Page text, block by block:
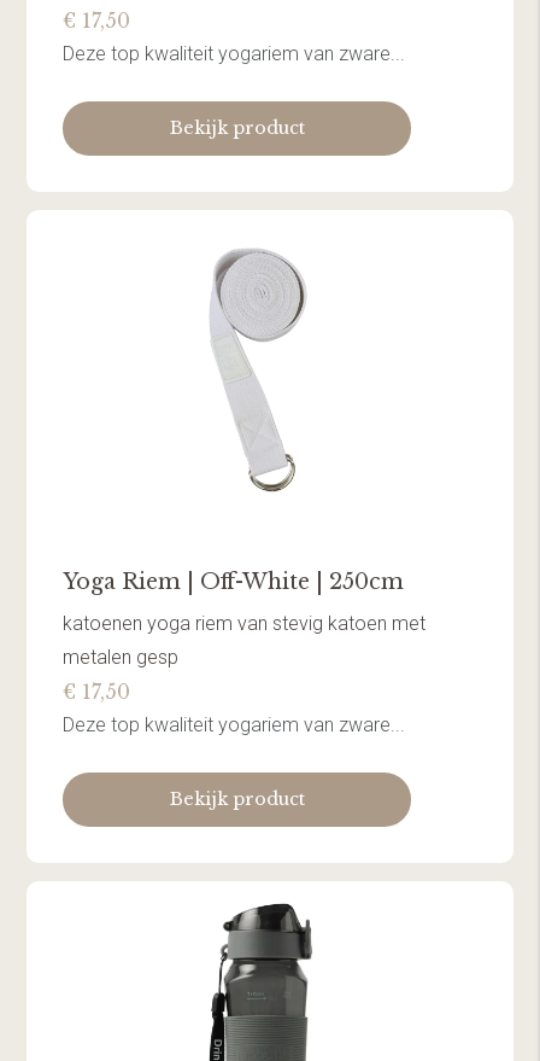
€ 17,50
Deze top kwaliteit yogariem van zware...
Bekijk product
Yoga Riem | Off-White | 250cm
katoenen yoga riem van stevig katoen met
metalen gesp
€ 17,50
Deze top kwaliteit yogariem van zware...
Bekijk product